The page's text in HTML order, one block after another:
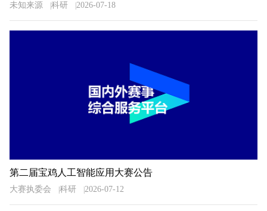
未知来源 科研 2026-07-18
第二届宝鸡人工智能应用大赛公告
大赛执委会 科研 2026-07-12